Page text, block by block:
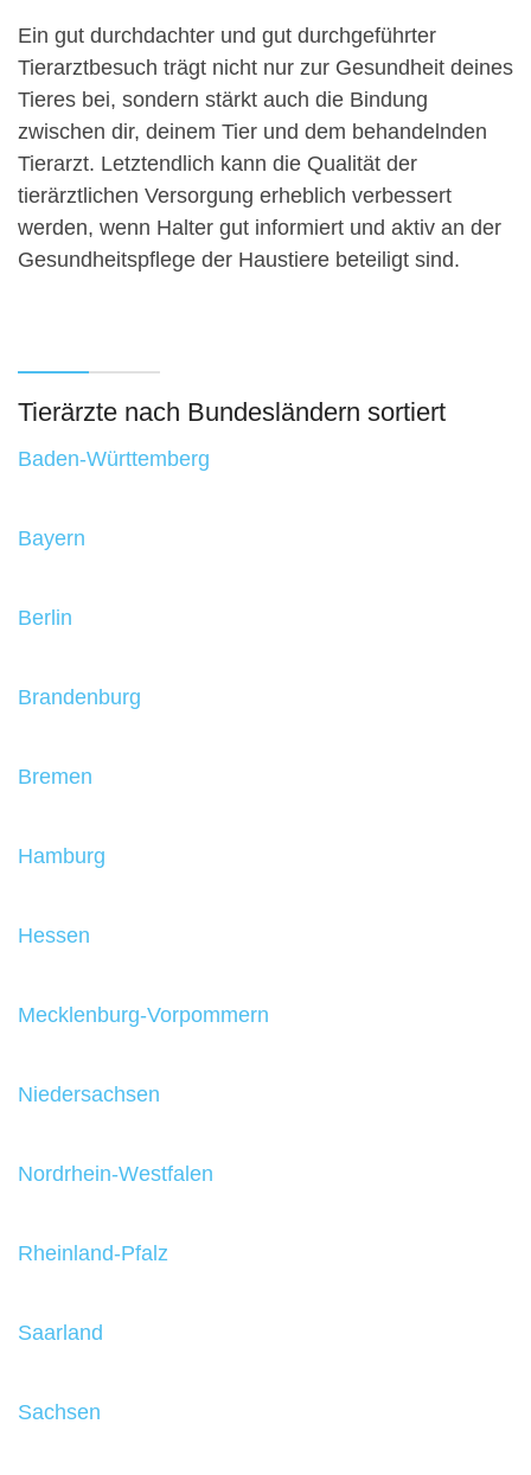
Ein gut durchdachter und gut durchgeführter
Tierarztbesuch trägt nicht nur zur Gesundheit deines
Tieres bei, sondern stärkt auch die Bindung
zwischen dir, deinem Tier und dem behandelnden
Tierarzt. Letztendlich kann die Qualität der
tierärztlichen Versorgung erheblich verbessert
werden, wenn Halter gut informiert und aktiv an der
Gesundheitspflege der Haustiere beteiligt sind.
Tierärzte nach Bundesländern sortiert
Baden-Württemberg
Bayern
Berlin
Brandenburg
Bremen
Hamburg
Hessen
Mecklenburg-Vorpommern
Niedersachsen
Nordrhein-Westfalen
Rheinland-Pfalz
Saarland
Sachsen